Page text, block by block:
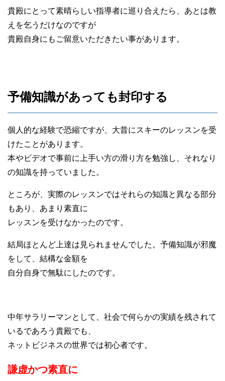
貴殿にとって素晴らしい指導者に巡り合えたら、あとは教
えを乞うだけなのですが
貴殿自身にもご留意いただきたい事があります。
予備知識があっても封印する
個人的な経験で恐縮ですが、大昔にスキーのレッスンを受
けたことがあります。
本やビデオで事前に上手い方の滑り方を勉強し、それなり
の知識を持っていました。
ところが、実際のレッスンではそれらの知識と異なる部分
もあり、あまり素直に
レッスンを受けなかったのです。
結局ほとんど上達は見られませんでした。予備知識が邪魔
をして、結構な金額を
自分自身で無駄にしたのです。
中年サラリーマンとして、社会で何らかの実績を残されて
いるであろう貴殿でも、
ネットビジネスの世界では初心者です。
謙虚かつ素直に